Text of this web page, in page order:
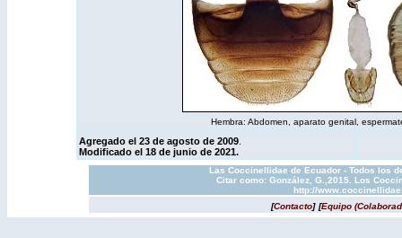
Hembra: Abdomen, aparato genital,
Agregado el 23 de agosto de 2009.
Modificado el 18 de junio de 2021.
Las Coccinellidae de Ecuador - Todos los
Citar como: González, G.,2015. Los
http://
[Contacto] [Equipo